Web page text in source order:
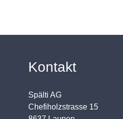
Kontakt
Spälti AG
Chefiholzstrasse 15